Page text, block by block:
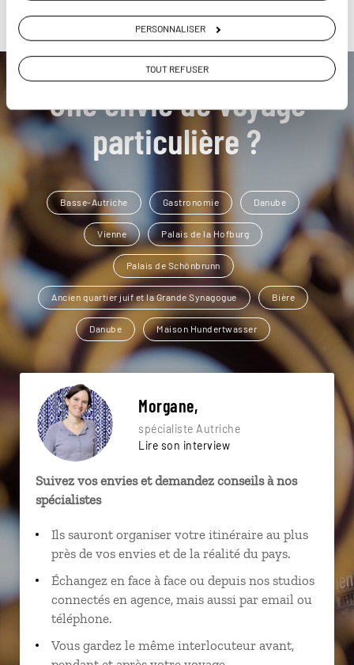
PERSONNALISER
TOUT REFUSER
Une envie de voyage
particulière ?
Basse-Autriche Gastronomie Danube
Vienne Palais de la Hofburg
Palais de Schönbrunn
Ancien quartier juif et la Grande Synagogue Bière
Danube Maison Hundertwasser
Morgane,
spécialiste Autriche
Lire son interview
Suivez vos envies et demandez conseils à nos
spécialistes
Ils sauront organiser votre itinéraire au plus
près de vos envies et de la réalité du pays.
Échangez en face à face ou depuis nos studios
connectés en agence, mais aussi par email ou
téléphone.
Vous gardez le même interlocuteur avant,